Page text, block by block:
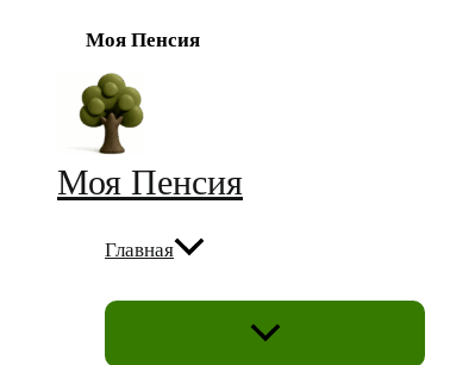
Моя Пенсия
содержимому
Моя Пенсия
Главная
ПЕРЕКЛЮЧАТЕЛЬ